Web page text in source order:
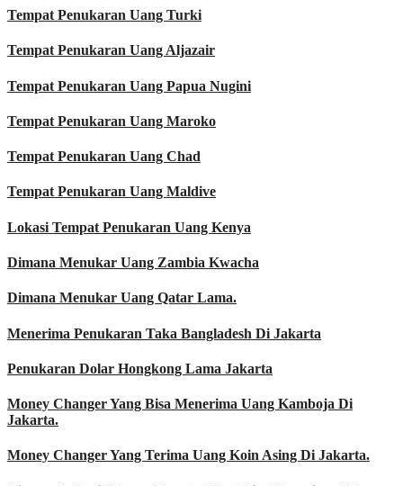
Tempat Penukaran Uang Turki
Tempat Penukaran Uang Aljazair
Tempat Penukaran Uang Papua Nugini
Tempat Penukaran Uang Maroko
Tempat Penukaran Uang Chad
Tempat Penukaran Uang Maldive
Lokasi Tempat Penukaran Uang Kenya
Dimana Menukar Uang Zambia Kwacha
Dimana Menukar Uang Qatar Lama.
Menerima Penukaran Taka Bangladesh Di Jakarta
Penukaran Dolar Hongkong Lama Jakarta
Money Changer Yang Bisa Menerima Uang Kamboja Di
Jakarta.
Money Changer Yang Terima Uang Koin Asing Di Jakarta.